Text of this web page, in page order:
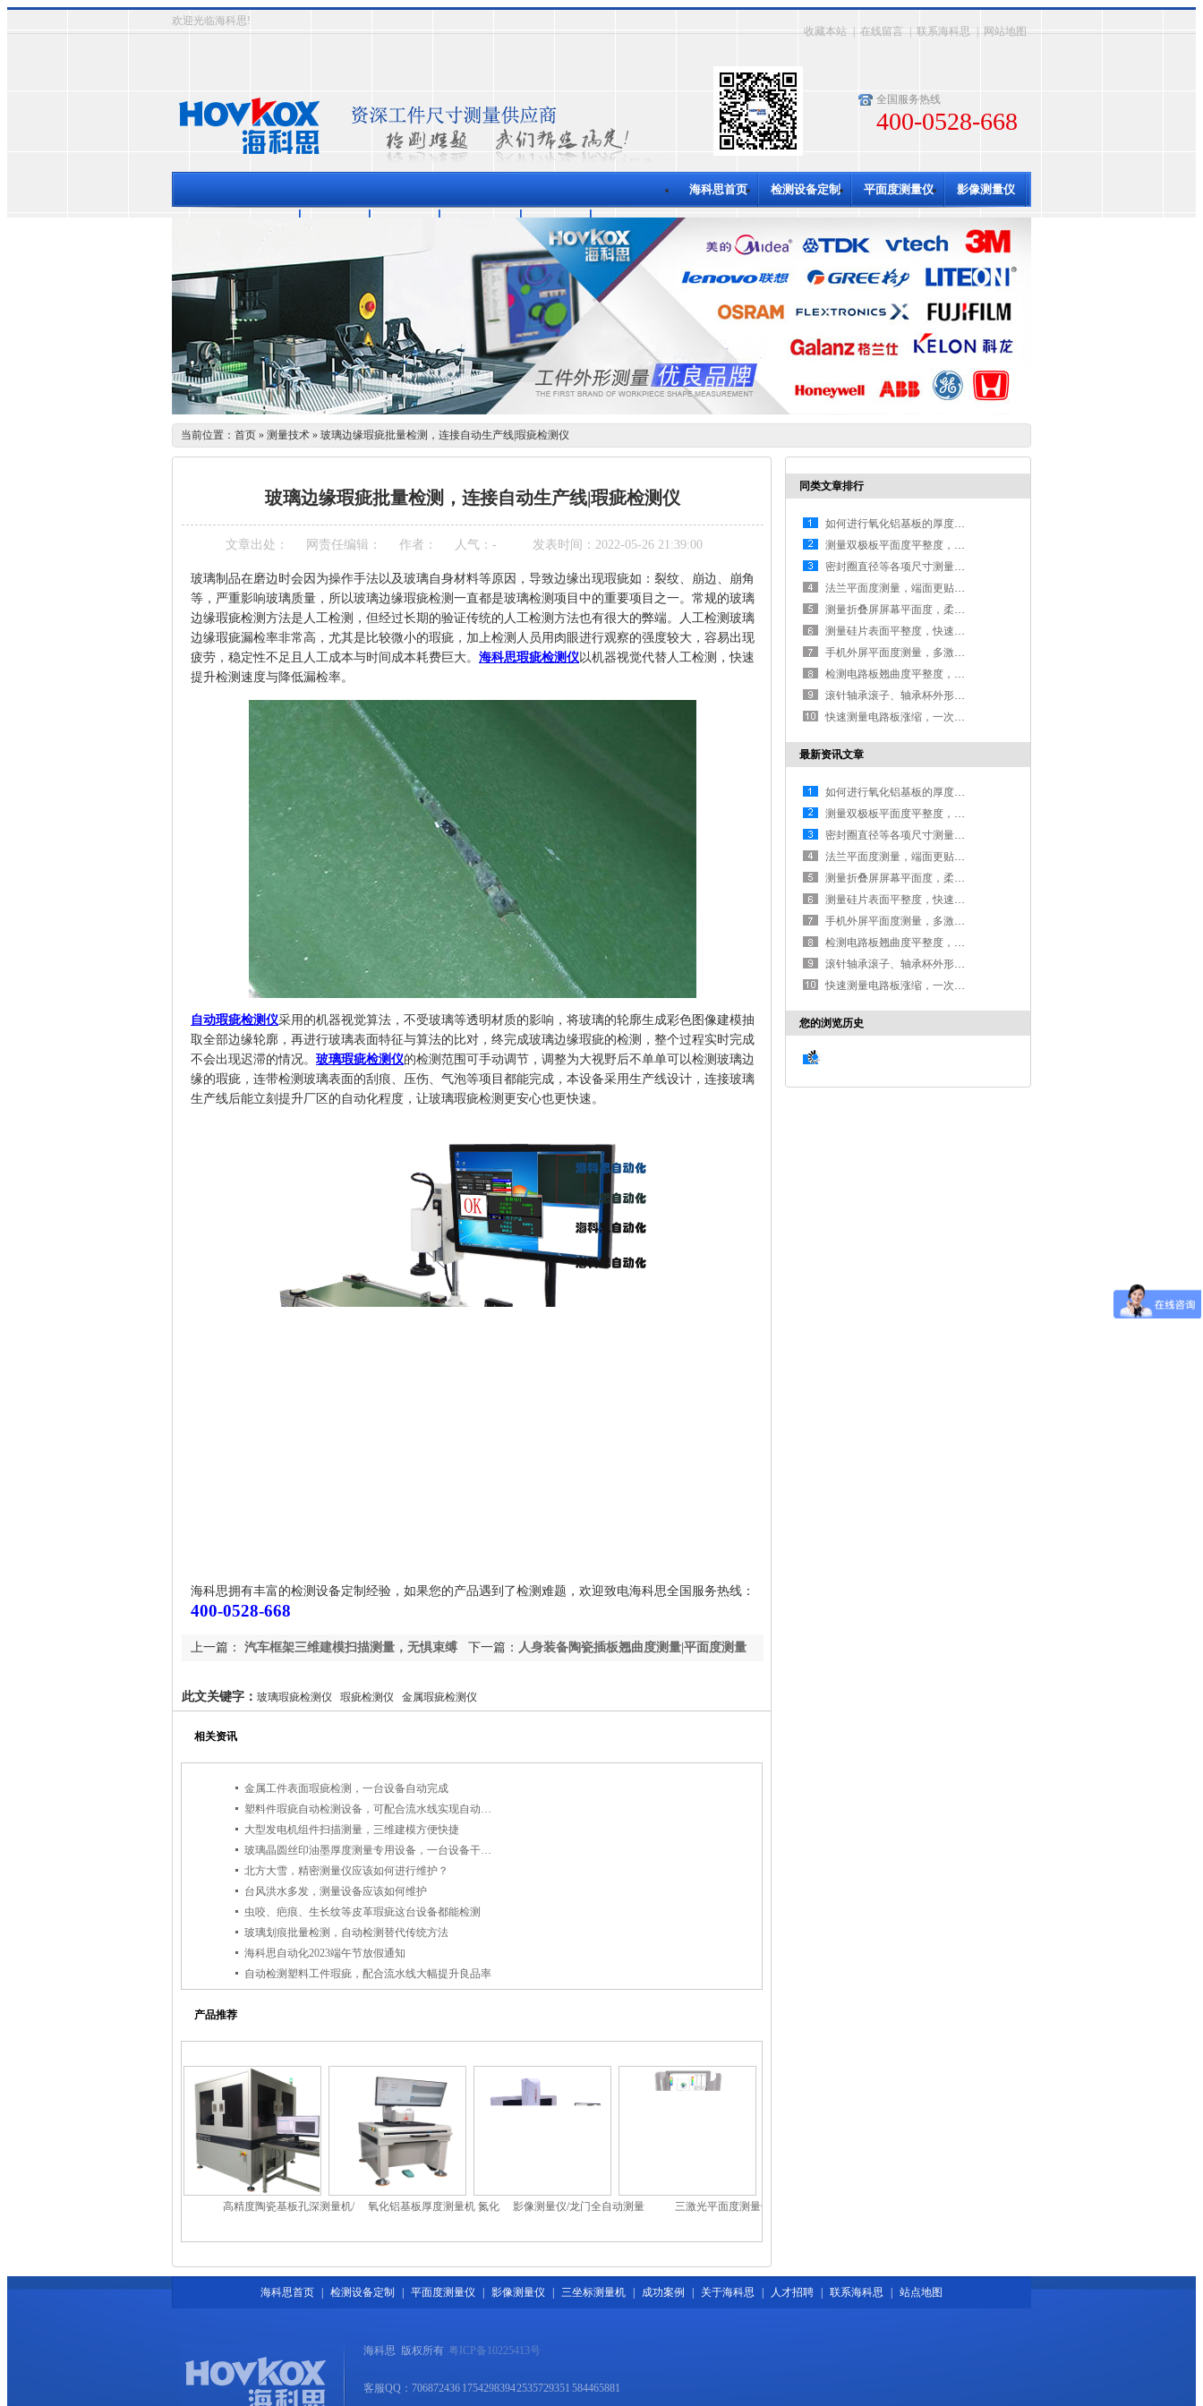
欢迎光临海科思!
收藏本站 | 在线留言 | 联系海科思 | 网站地图
全国服务热线
400-0528-668
海科思首页 检测设备定制 平面度测量仪 影像测量仪
测量技术 联系海科思
热门关键词： 三次元影象式测量仪 半自动影像测量仪 全自动影像测量仪
当前位置： 首页 » 测量技术 » 玻璃边缘瑕疵批量检测，连接自动生产线|瑕疵检测仪
玻璃边缘瑕疵批量检测，连接自动生产线|瑕疵检测仪
文章出处： 网责任编辑： 作者： 人气： - 发表时间：2022-05-26 21:39:00
玻璃制品在磨边时会因为操作手法以及玻璃自身材料等原因，导致边缘出现瑕疵如：裂纹、崩边、崩角
等，严重影响玻璃质量，所以玻璃边缘瑕疵检测一直都是玻璃检测项目中的重要项目之一。常规的玻璃
边缘瑕疵检测方法是人工检测，但经过长期的验证传统的人工检测方法也有很大的弊端。人工检测玻璃
边缘瑕疵漏检率非常高，尤其是比较微小的瑕疵，加上检测人员用肉眼进行观察的强度较大，容易出现
疲劳，稳定性不足且人工成本与时间成本耗费巨大。 海科思瑕疵检测仪以机器视觉代替人工检测，快速
提升检测速度与降低漏检率。
自动瑕疵检测仪采用的机器视觉算法，不受玻璃等透明材质的影响，将玻璃的轮廓生成彩色图像建模抽
取全部边缘轮廓，再进行玻璃表面特征与算法的比对，终完成玻璃边缘瑕疵的检测，整个过程实时完成
不会出现迟滞的情况。 玻璃瑕疵检测仪的检测范围可手动调节，调整为大视野后不单单可以检测玻璃边
缘的瑕疵，连带检测玻璃表面的刮痕、压伤、气泡等项目都能完成，本设备采用生产线设计，连接玻璃
生产线后能立刻提升厂区的自动化程度，让玻璃瑕疵检测更安心也更快速。
海科思拥有丰富的检测设备定制经验，如果您的产品遇到了检测难题，欢迎致电海科思全国服务热线：
400-0528-668
下一篇： 人身装备陶瓷插板翘曲度测量|平面度测量
上一篇：
汽车框架三维建模扫描测量，无惧束缚
此文关键字： 玻璃瑕疵检测仪 瑕疵检测仪 金属瑕疵检测仪
相关资讯
金属工件表面瑕疵检测，一台设备自动完成
塑料件瑕疵自动检测设备，可配合流水线实现自动化生产
大型发电机组件扫描测量，三维建模方便快捷
玻璃晶圆丝印油墨厚度测量专用设备，一台设备干湿通用
北方大雪，精密测量仪应该如何进行维护？
台风洪水多发，测量设备应该如何维护
虫咬、疤痕、生长纹等皮革瑕疵这台设备都能检测
玻璃划痕批量检测，自动检测替代传统方法
海科思自动化2023端午节放假通知
自动检测塑料工件瑕疵，配合流水线大幅提升良品率
产品推荐
高精度陶瓷基板孔深测量机/
氧化铝基板厚度测量机 氮化
影像测量仪/龙门全自动测量
三激光平面度测量仪
同类文章排行
如何进行氧化铝基板的厚度测量
测量双极板平面度平整度，多层双极板更贴合
密封圈直径等各项尺寸测量，一键高效高精度完成测量
法兰平面度测量，端面更贴合|平面度测量仪
测量折叠屏屏幕平面度，柔性材料同样适用
测量硅片表面平整度，快速测量且不留测量痕迹
手机外屏平面度测量，多激光提升高精度
检测电路板翘曲度平整度，保障贴片快速进行
滚针轴承滚子、轴承杯外形尺寸高精度测量
快速测量电路板涨缩，一次元秒速完成
最新资讯文章
如何进行氧化铝基板的厚度测量
测量双极板平面度平整度，多层双极板更贴合
密封圈直径等各项尺寸测量，一键高效高精度完成测量
法兰平面度测量，端面更贴合|平面度测量仪
测量折叠屏屏幕平面度，柔性材料同样适用
测量硅片表面平整度，快速测量且不留测量痕迹
手机外屏平面度测量，多激光提升高精度
检测电路板翘曲度平整度，保障贴片快速进行
滚针轴承滚子、轴承杯外形尺寸高精度测量
快速测量电路板涨缩，一次元秒速完成
您的浏览历史
海科思首页 检测设备定制 平面度测量仪 影像测量仪 三坐标测量机 成功案例 关于海科思 人才招聘 联系海科思 站点地图
海科思 版权所有 粤ICP备10225413号
客服QQ：706872436 1754298394 2535729351 584465881